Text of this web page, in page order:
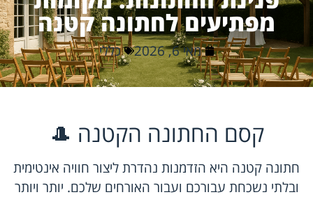
מפתיעים לחתונה קטנה
מאי 6, 2026 כללי
קסם החתונה הקטנה 🎩
חתונה קטנה היא הזדמנות נהדרת ליצור חוויה אינטימית
ובלתי נשכחת עבורכם ועבור האורחים שלכם. יותר ויותר